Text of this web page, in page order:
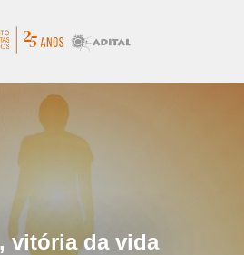
vitória da vida